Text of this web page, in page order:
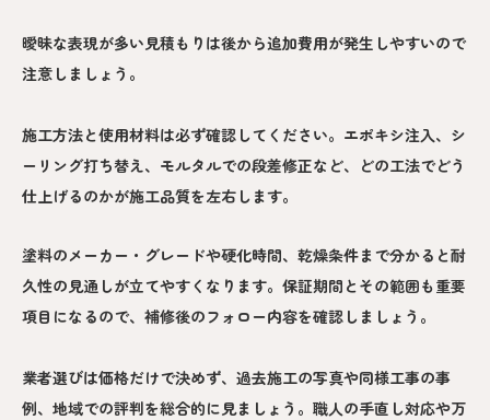
曖昧な表現が多い見積もりは後から追加費用が発生しやすいので
注意しましょう。
施工方法と使用材料は必ず確認してください。エポキシ注入、シ
ーリング打ち替え、モルタルでの段差修正など、どの工法でどう
仕上げるのかが施工品質を左右します。
塗料のメーカー・グレードや硬化時間、乾燥条件まで分かると耐
久性の見通しが立てやすくなります。保証期間とその範囲も重要
項目になるので、補修後のフォロー内容を確認しましょう。
業者選びは価格だけで決めず、過去施工の写真や同様工事の事
例、地域での評判を総合的に見ましょう。職人の手直し対応や万